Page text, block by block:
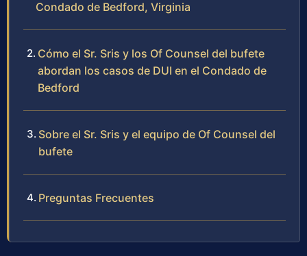
Condado de Bedford, Virginia
Cómo el Sr. Sris y los Of Counsel del bufete
abordan los casos de DUI en el Condado de
Bedford
Sobre el Sr. Sris y el equipo de Of Counsel del
bufete
Preguntas Frecuentes